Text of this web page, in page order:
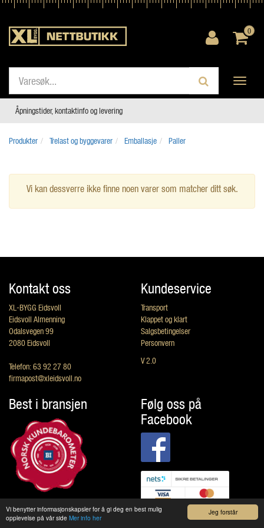
Jeg forstår
Vi benytter informasjonskapsler for å gi deg en best mulig
opplevelse på vår side Mer info her
0
Toggle
Åpningstider, kontaktinfo og levering
Produkter Trelast og byggevarer Emballasje Paller
Vi kan dessverre ikke finne noen varer som matcher ditt søk.
Kontakt oss
XL-BYGG Eidsvoll
Eidsvoll Almenning
Odalsvegen 99
2080 Eidsvoll
Telefon: 63 92 27 80
firmapost@xleidsvoll.no
Kundeservice
Transport
Klappet og klart
Salgsbetingelser
Personvern
V 2.0
Best i bransjen
Følg oss på
Facebook